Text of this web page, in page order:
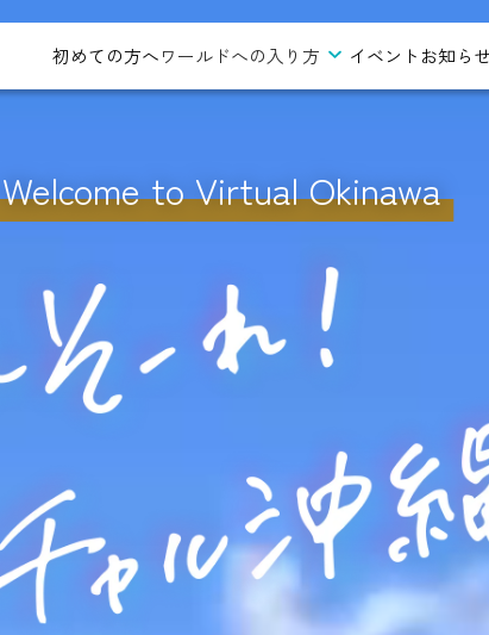
初めての方へワールドへの入り方 イベント お知ら
Welcome to Virtual Okinawa